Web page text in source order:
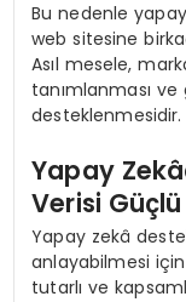
Bu nedenle
web sitesine
Asıl mesele,
tanımlanması
desteklenmesidir.
Yapay
Verisi Güçlü
Yapay zekâ
anlayabilmesi için
tutarlı ve